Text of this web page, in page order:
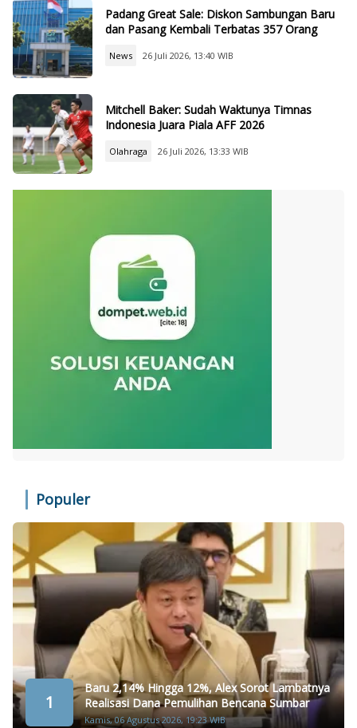
Padang Great Sale: Diskon Sambungan Baru
dan Pasang Kembali Terbatas 357 Orang
News 26 Juli 2026, 13:40 WIB
Mitchell Baker: Sudah Waktunya Timnas
Indonesia Juara Piala AFF 2026
Olahraga 26 Juli 2026, 13:33 WIB
Populer
1
Baru 2,14% Hingga 12%, Alex Sorot Lambatnya
Realisasi Dana Pemulihan Bencana Sumbar
Kamis, 06 Agustus 2026, 19:23 WIB